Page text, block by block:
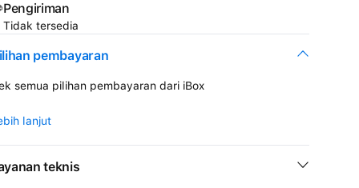
Pengiriman
Tidak tersedia
pembayaran
semua pilihan pembayaran dari iBox
lanjut
teknis